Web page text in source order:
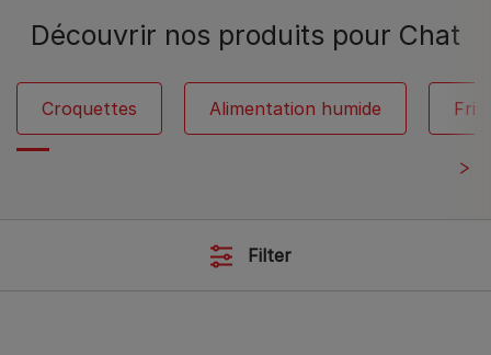
Découvrir nos produits pour Chat
Croquettes Alimentation humide
Filter